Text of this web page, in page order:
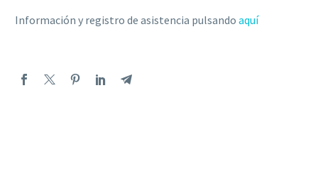
Información y registro de asistencia pulsando aquí